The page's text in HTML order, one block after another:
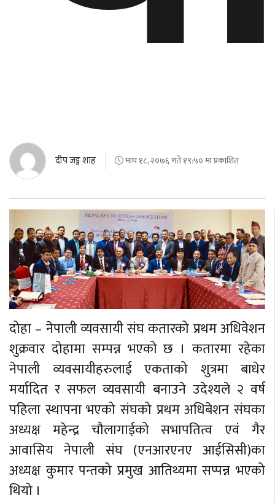
दीप जङ्ग शाह माघ १८, २०७६ गते १९:५० मा प्रकाशित
दोहा – नेपाली व्यवसायी संघ कतारको प्रथम अधिवेशन
शुक्रवार दोहामा सम्पन्न भएको छ । कतारमा रहेका
नेपाली व्यवसायीहरुलाई एकताको शुत्रमा बाधेर
मर्यादित र सफल व्यवसायी बनाउने उदेश्यले २ वर्ष
पहिला स्थापना भएको संघको प्रथम अधिबेशन संघका
अध्यक्ष महेन्द्र चौलागाईको सभापतित्व एवं गैर
आवासिय नेपाली संघ (एनआरएनए आईसिसी)का
अध्यक्ष कुमार पन्तको प्रमुख आतिथ्यमा सप्पन्न भएको
थियो ।